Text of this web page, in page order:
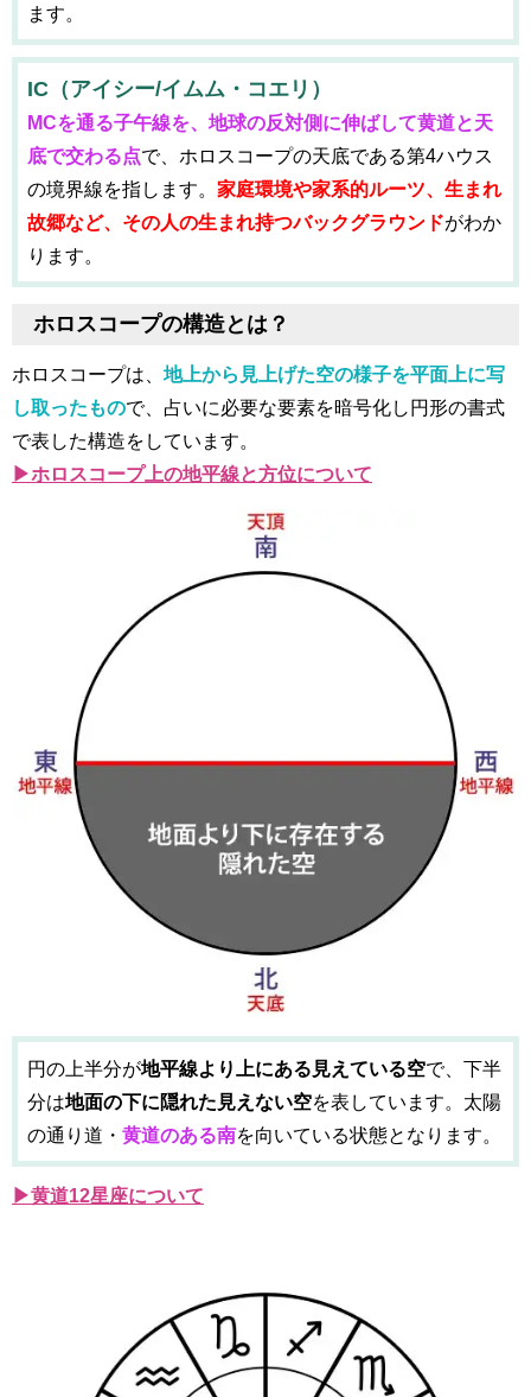
ます。
IC（アイシー/イムム・コエリ）
MCを通る子午線を、地球の反対側に伸ばして黄道と天
底で交わる点で、ホロスコープの天底である第4ハウス
の境界線を指します。 家庭環境や家系的ルーツ、生まれ
故郷など、その人の生まれ持つバックグラウンドがわか
ります。
ホロスコープの構造とは？
ホロスコープは、 地上から見上げた空の様子を平面上に写
し取ったもので、占いに必要な要素を暗号化し円形の書式
で表した構造をしています。
▶ホロスコープ上の地平線と方位について
円の上半分が地平線より上にある見えている空で、下半
分は地面の下に隠れた見えない空を表しています。太陽
の通り道・ 黄道のある南を向いている状態となります。
▶黄道12星座について